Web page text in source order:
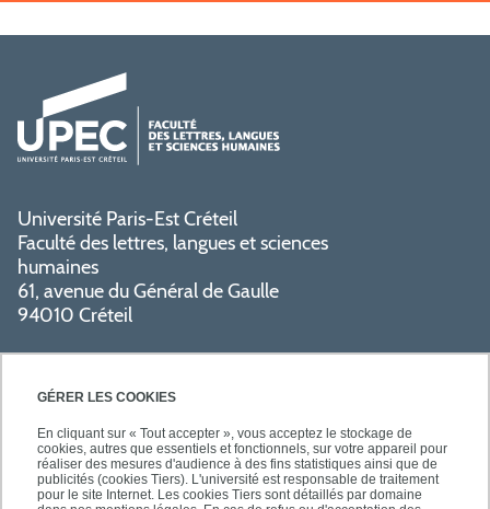
GÉRER LES COOKIES
En cliquant sur « Tout accepter », vous acceptez le stockage de
cookies, autres que essentiels et fonctionnels, sur votre appareil pour
réaliser des mesures d'audience à des fins statistiques ainsi que de
publicités (cookies Tiers). L'université est responsable de traitement
pour le site Internet. Les cookies Tiers sont détaillés par domaine
Université Paris-Est Créteil
Faculté des lettres, langues et sciences
humaines
61, avenue du Général de Gaulle
94010 Créteil
PRATIQUE